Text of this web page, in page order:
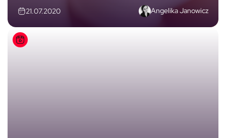
21.07.2020 Angelika Janowicz